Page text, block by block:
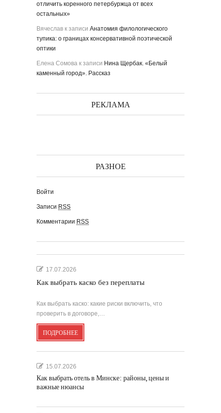
отличить коренного петербуржца от всех
остальных»
Вячеслав к записи Анатомия филологического
тупика: о границах консервативной поэтической
оптики
Елена Сомова к записи Нина Щербак. «Белый
каменный город». Рассказ
РЕКЛАМА
РАЗНОЕ
Войти
Записи RSS
Комментарии RSS
17.07.2026
Как выбрать каско без переплаты
Как выбрать каско: какие риски включить, что
проверить в договоре,…
ПОДРОБНЕЕ
15.07.2026
Как выбрать отель в Минске: районы, цены и
важные нюансы